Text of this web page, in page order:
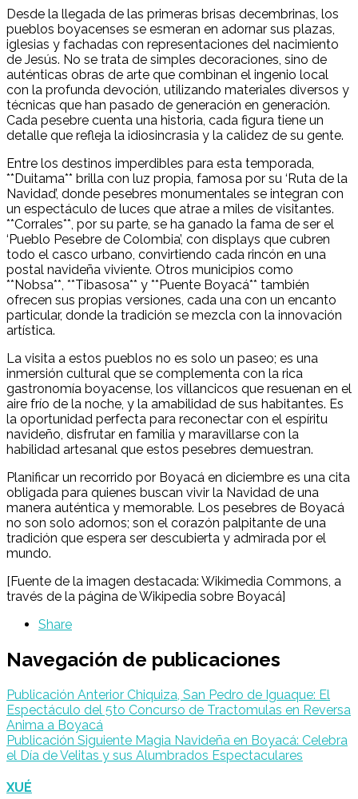
Desde la llegada de las primeras brisas decembrinas, los
pueblos boyacenses se esmeran en adornar sus plazas,
iglesias y fachadas con representaciones del nacimiento
de Jesús. No se trata de simples decoraciones, sino de
auténticas obras de arte que combinan el ingenio local
con la profunda devoción, utilizando materiales diversos y
técnicas que han pasado de generación en generación.
Cada pesebre cuenta una historia, cada figura tiene un
detalle que refleja la idiosincrasia y la calidez de su gente.
Entre los destinos imperdibles para esta temporada,
**Duitama** brilla con luz propia, famosa por su ‘Ruta de la
Navidad’, donde pesebres monumentales se integran con
un espectáculo de luces que atrae a miles de visitantes.
**Corrales**, por su parte, se ha ganado la fama de ser el
‘Pueblo Pesebre de Colombia’, con displays que cubren
todo el casco urbano, convirtiendo cada rincón en una
postal navideña viviente. Otros municipios como
**Nobsa**, **Tibasosa** y **Puente Boyacá** también
ofrecen sus propias versiones, cada una con un encanto
particular, donde la tradición se mezcla con la innovación
artística.
La visita a estos pueblos no es solo un paseo; es una
inmersión cultural que se complementa con la rica
gastronomía boyacense, los villancicos que resuenan en el
aire frío de la noche, y la amabilidad de sus habitantes. Es
la oportunidad perfecta para reconectar con el espíritu
navideño, disfrutar en familia y maravillarse con la
habilidad artesanal que estos pesebres demuestran.
Planificar un recorrido por Boyacá en diciembre es una cita
obligada para quienes buscan vivir la Navidad de una
manera auténtica y memorable. Los pesebres de Boyacá
no son solo adornos; son el corazón palpitante de una
tradición que espera ser descubierta y admirada por el
mundo.
[Fuente de la imagen destacada: Wikimedia Commons, a
través de la página de Wikipedia sobre Boyacá]
Share
Navegación de publicaciones
Publicación Anterior Chiquiza, San Pedro de Iguaque: El
Espectáculo del 5to Concurso de Tractomulas en Reversa
Anima a Boyacá
Publicación Siguiente Magia Navideña en Boyacá: Celebra
el Día de Velitas y sus Alumbrados Espectaculares
XUÉ